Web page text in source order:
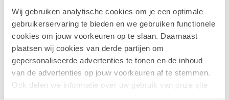
Wij gebruiken analytische cookies om je een optimale
gebruikerservaring te bieden en we gebruiken functionele
cookies om jouw voorkeuren op te slaan. Daarnaast
plaatsen wij cookies van derde partijen om
gepersonaliseerde advertenties te tonen en de inhoud
van de advertenties op jouw voorkeuren af te stemmen.
Ook delen we informatie over uw gebruik van onze site
Leonidas 500g Pralines en fles
CAVA 75cl
Op voorraad
€45,90
Recent bekeken